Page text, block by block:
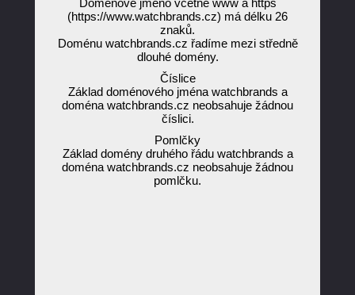
Doménové jméno včetně www a https
(https://www.watchbrands.cz) má délku 26
znaků.
Doménu watchbrands.cz řadíme mezi středně
dlouhé domény.
Číslice
Základ doménového jména watchbrands a
doména watchbrands.cz neobsahuje žádnou
číslici.
Pomlčky
Základ domény druhého řádu watchbrands a
doména watchbrands.cz neobsahuje žádnou
pomlčku.